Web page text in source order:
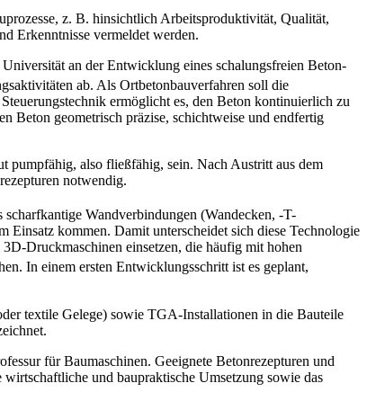
z. B. hinsichtlich Arbeitsproduktivität, Qualität,
Erkenntnisse vermeldet werden.
an der Entwicklung eines schalungsfreien Beton-
ab. Als Ortbetonbauverfahren soll die
ermöglicht es, den Beton kontinuierlich zu
Beton geometrisch präzise, schichtweise und endfertig
pumpfähig, also fließfähig, sein. Nach Austritt aus dem
notwendig.
Wandverbindungen (Wandecken, -T-
kommen. Damit unterscheidet sich diese Technologie
Druckmaschinen einsetzen, die häufig mit hohen
In einem ersten Entwicklungsschritt ist es geplant,
textile Gelege) sowie TGA-Installationen in die Bauteile
für Baumaschinen. Geeignete Betonrezepturen und
und baupraktische Umsetzung sowie das